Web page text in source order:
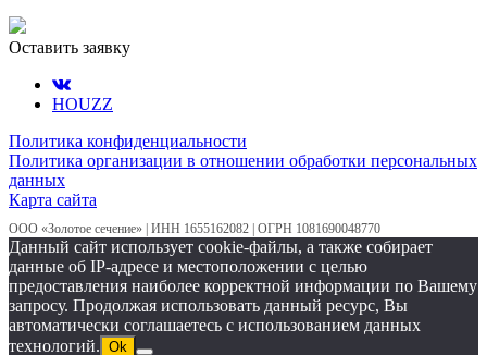
Оставить заявку
HOUZZ
Политика конфиденциальности
Политика организации в отношении обработки персональных
данных
Карта сайта
ООО «Золотое сечение» | ИНН 1655162082 | ОГРН 1081690048770
Данный сайт использует cookie-файлы, а также собирает
данные об IP-адресе и местоположении с целью
предоставления наиболее корректной информации по Вашему
запросу. Продолжая использовать данный ресурс, Вы
автоматически соглашаетесь с использованием данных
технологий. Ok